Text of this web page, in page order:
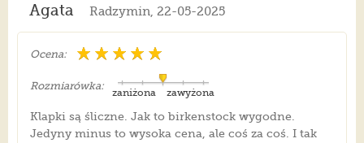
Agata Radzymin, 22-05-2025
Ocena:
Rozmiarówka:
zawyżona
zaniżona
Klapki są śliczne. Jak to birkenstock wygodne.
Jedyny minus to wysoka cena, ale coś za coś. I tak